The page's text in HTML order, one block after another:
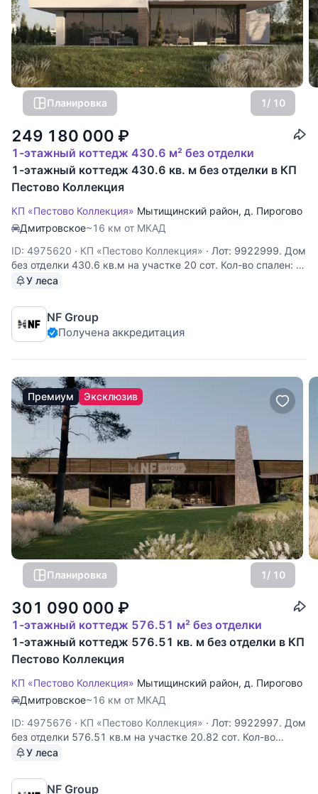
Планировка 1/ 10
249 180 000 ₽
1-этажный коттедж 430.6 м² без отделки
1-этажный коттедж 430.6 кв. м без отделки в КП
Пестово Коллекция
КП «Пестово Коллекция» Мытищинский район, д. Пирогово
Дмитровское~16 км от МКАД
ID: 4975620 · КП «Пестово Коллекция» · Лот: 9922999. Дом
без отделки 430.6 кв.м на участке 20 cот. Кол-во спален: 3.
Поселок «Пирогово Коллекция». Осташковское шоссе, 16
дом площадью 431 м² расположен в коттеджном посёлке
«Пирогово
У леса
NF Group
Получена аккредитация
Премиум Эксклюзив
Планировка 1/ 10
301 090 000 ₽
1-этажный коттедж 576.51 м² без отделки
1-этажный коттедж 576.51 кв. м без отделки в КП
Пестово Коллекция
КП «Пестово Коллекция» Мытищинский район, д. Пирогово
Дмитровское~16 км от МКАД
ID: 4975676 · КП «Пестово Коллекция» · Лот: 9922997. Дом
без отделки 576.51 кв.м на участке 20.82 cот. Кол-во
спален: 4. Кол-во с/у: 5. Поселок «Пирогово Коллекция».
покупателя. Одноэтажный дом площадью 577 м²
У леса
NF Group